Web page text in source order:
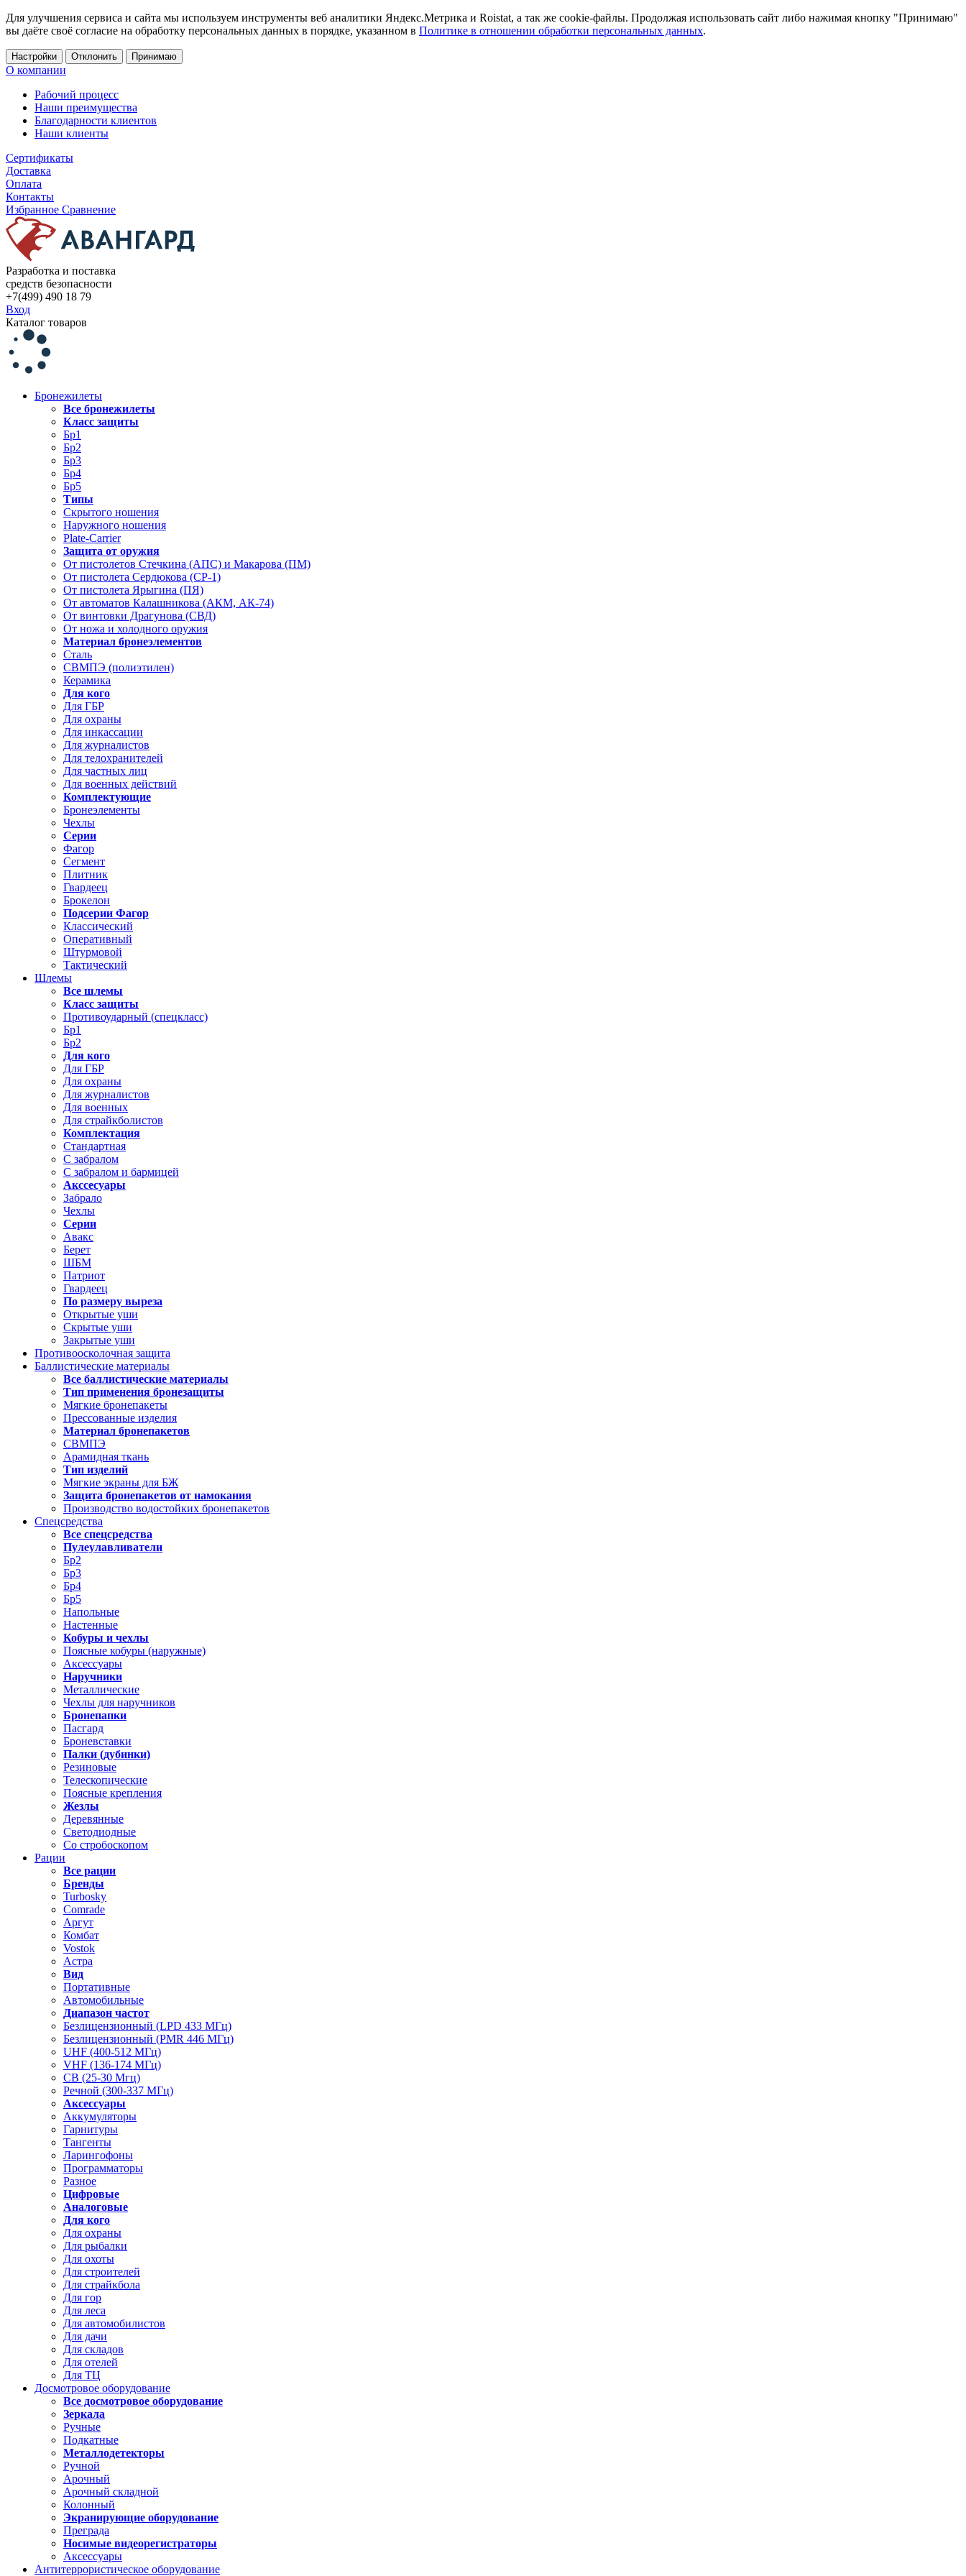
Для улучшения сервиса и сайта мы используем инструменты веб аналитики Яндекс.Метрика и Roistat, а так же cookie-файлы. Продолжая использовать сайт либо нажимая кнопку "Принимаю"
вы даёте своё согласие на обработку персональных данных в порядке, указанном в Политике в отношении обработки персональных данных.
Настройки Отклонить Принимаю
О компании
Рабочий процесс
Наши преимущества
Благодарности клиентов
Наши клиенты
Сертификаты
Доставка
Оплата
Контакты
Избранное Сравнение
Разработка и поставка
средств безопасности
+7(499) 490 18 79
Вход
Каталог товаров
Бронежилеты
Все бронежилеты
Класс защиты
Бр1
Бр2
Бр3
Бр4
Бр5
Типы
Скрытого ношения
Наружного ношения
Plate-Carrier
Защита от оружия
От пистолетов Стечкина (АПС) и Макарова (ПМ)
От пистолета Сердюкова (СР-1)
От пистолета Ярыгина (ПЯ)
От автоматов Калашникова (АКМ, АК-74)
От винтовки Драгунова (СВД)
От ножа и холодного оружия
Материал бронеэлементов
Сталь
СВМПЭ (полиэтилен)
Керамика
Для кого
Для ГБР
Для охраны
Для инкассации
Для журналистов
Для телохранителей
Для частных лиц
Для военных действий
Комплектующие
Бронеэлементы
Чехлы
Серии
Фагор
Сегмент
Плитник
Гвардеец
Брокелон
Подсерии Фагор
Классический
Оперативный
Штурмовой
Тактический
Шлемы
Все шлемы
Класс защиты
Противоударный (спецкласс)
Бр1
Бр2
Для кого
Для ГБР
Для охраны
Для журналистов
Для военных
Для страйкболистов
Комплектация
Стандартная
С забралом
С забралом и бармицей
Акссесуары
Забрало
Чехлы
Серии
Авакс
Берет
ШБМ
Патриот
Гвардеец
По размеру выреза
Открытые уши
Скрытые уши
Закрытые уши
Противоосколочная защита
Баллистические материалы
Все баллистические материалы
Тип применения бронезащиты
Мягкие бронепакеты
Прессованные изделия
Материал бронепакетов
СВМПЭ
Арамидная ткань
Тип изделий
Мягкие экраны для БЖ
Защита бронепакетов от намокания
Производство водостойких бронепакетов
Спецсредства
Все спецсредства
Пулеулавливатели
Бр2
Бр3
Бр4
Бр5
Напольные
Настенные
Кобуры и чехлы
Поясные кобуры (наружные)
Аксессуары
Наручники
Металлические
Чехлы для наручников
Бронепапки
Пасгард
Броневставки
Палки (дубинки)
Резиновые
Телескопические
Поясные крепления
Жезлы
Деревянные
Светодиодные
Со стробоскопом
Рации
Все рации
Бренды
Turbosky
Comrade
Аргут
Комбат
Vostok
Астра
Вид
Портативные
Автомобильные
Диапазон частот
Безлицензионный (LPD 433 МГц)
Безлицензионный (PMR 446 МГц)
UHF (400-512 МГц)
VHF (136-174 МГц)
CB (25-30 Мгц)
Речной (300-337 МГц)
Аксессуары
Аккумуляторы
Гарнитуры
Тангенты
Ларингофоны
Программаторы
Разное
Цифровые
Аналоговые
Для кого
Для охраны
Для рыбалки
Для охоты
Для строителей
Для страйкбола
Для гор
Для леса
Для автомобилистов
Для дачи
Для складов
Для отелей
Для ТЦ
Досмотровое оборудование
Все досмотровое оборудование
Зеркала
Ручные
Подкатные
Металлодетекторы
Ручной
Арочный
Арочный складной
Колонный
Экранирующие оборудование
Преграда
Носимые видеорегистраторы
Аксессуары
Антитеррористическое оборудование